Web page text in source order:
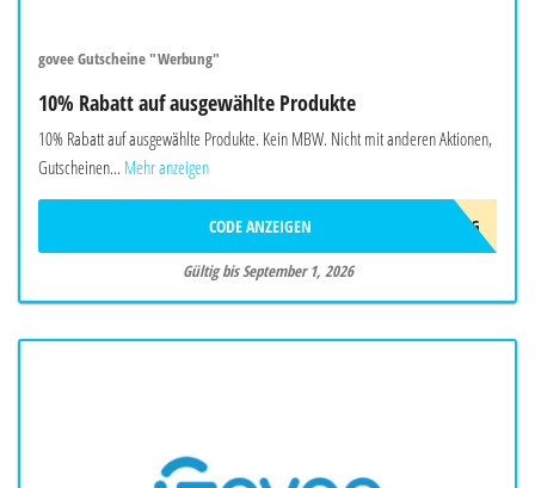
govee Gutscheine "Werbung"
10% Rabatt auf ausgewählte Produkte
10% Rabatt auf ausgewählte Produkte. Kein MBW. Nicht mit anderen Aktionen,
Gutscheinen... Mehr anzeigen
AFF10AUG
CODE ANZEIGEN
Gültig bis September 1, 2026